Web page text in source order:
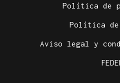
Política de
Política de
Aviso legal y